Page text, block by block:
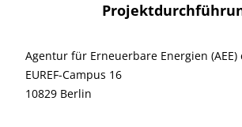
Agentur für Erneuerbare Energien (AEE)
EUREF-Campus 16
10829 Berlin